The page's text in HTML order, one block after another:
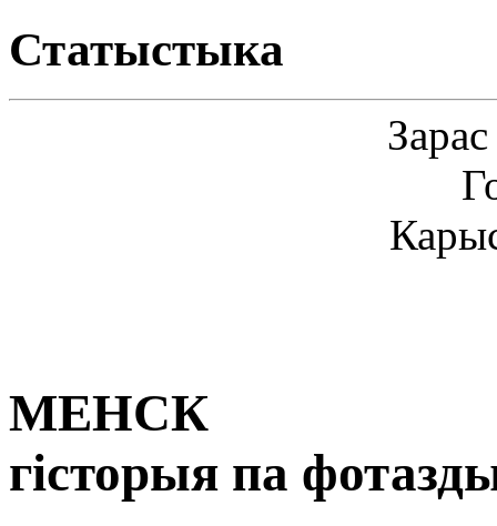
Статыстыка
МЕНСК
гісторыя па